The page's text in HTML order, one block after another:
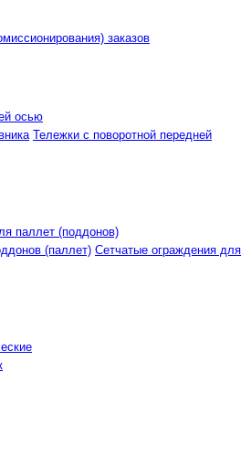
заказов
осью
Тележки с поворотной передней
паллет (поддонов)
(паллет) Сетчатые ограждения для